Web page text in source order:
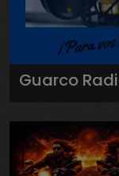
Guarco